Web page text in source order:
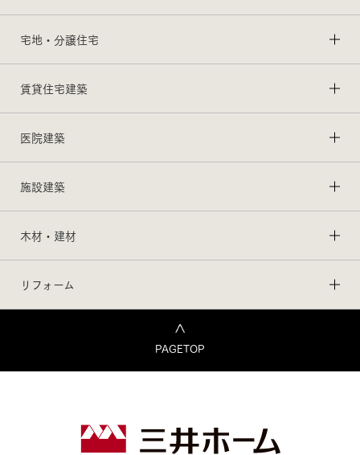
宅地・分譲住宅
賃貸住宅建築
医院建築
施設建築
木材・建材
リフォーム
PAGETOP